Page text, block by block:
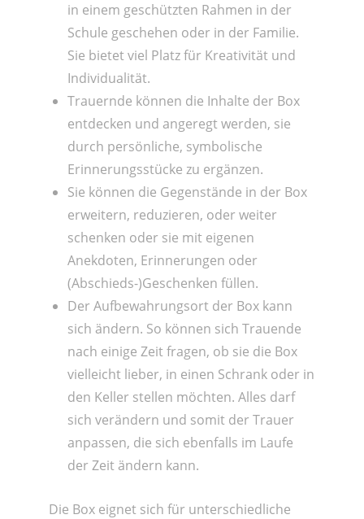
in einem geschützten Rahmen in der
Schule geschehen oder in der Familie.
Sie bietet viel Platz für Kreativität und
Individualität.
Trauernde können die Inhalte der Box
entdecken und angeregt werden, sie
durch persönliche, symbolische
Erinnerungsstücke zu ergänzen.
Sie können die Gegenstände in der Box
erweitern, reduzieren, oder weiter
schenken oder sie mit eigenen
Anekdoten, Erinnerungen oder
(Abschieds-)Geschenken füllen.
Der Aufbewahrungsort der Box kann
sich ändern. So können sich Trauende
nach einige Zeit fragen, ob sie die Box
vielleicht lieber, in einen Schrank oder in
den Keller stellen möchten. Alles darf
sich verändern und somit der Trauer
anpassen, die sich ebenfalls im Laufe
der Zeit ändern kann.
Die Box eignet sich für unterschiedliche